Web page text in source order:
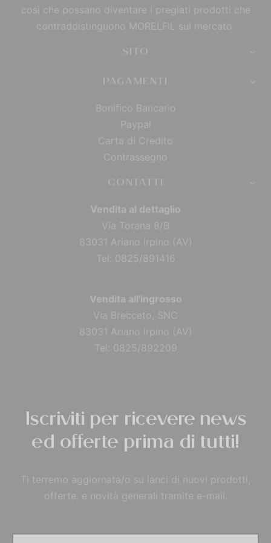
così che possano diventare i pregiati prodotti che
contraddistinguono MORELFIL sul mercato.
SITO
PAGAMENTI
Bonifico Bancario
Paypal
Carta di Credito
Contrassegno
CONTATTI
Vendita al dettaglio
Via Torana 8/B
83031 Ariano Irpino (AV)
Tel: 0825/891416
Vendita all'ingrosso
Via Brecceto, SNC
83031 Ariano Irpino (AV)
Tel: 0825/892209
Iscriviti per ricevere news
ed offerte prima di tutti!
Ti terremo aggiornata/o su lanci di nuovi prodotti,
offerte, e novità generali tramite e-mail.